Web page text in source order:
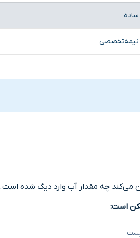
ساده
نیمه‌تخصصی
چه مقدار آب وارد دیگ شده است.
است: